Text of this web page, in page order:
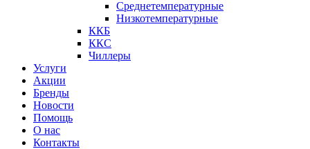
Среднетемпературные
Низкотемпературные
ККБ
ККС
Чиллеры
Услуги
Акции
Бренды
Новости
Помощь
О нас
Контакты